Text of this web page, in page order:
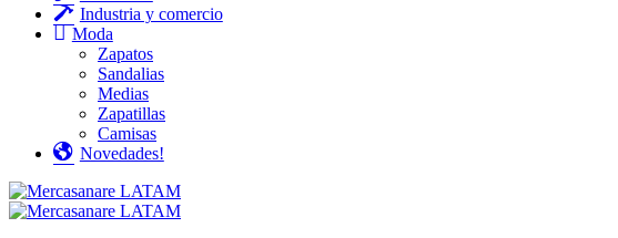
Industria y comercio
Moda
Zapatos
Sandalias
Medias
Zapatillas
Camisas
Novedades!